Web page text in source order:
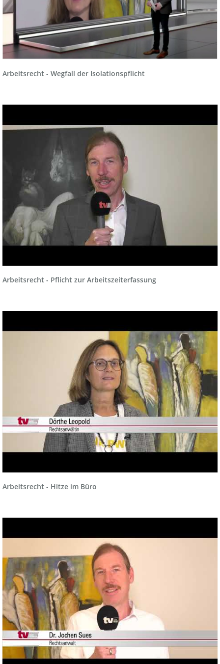
Arbeitsrecht - Wegfall der Isolationspflicht
Arbeitsrecht - Pflicht zur Arbeitszeiterfassung
Arbeitsrecht - Hitze im Büro